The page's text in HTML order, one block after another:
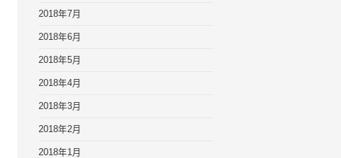
2018年7月
2018年6月
2018年5月
2018年4月
2018年3月
2018年2月
2018年1月